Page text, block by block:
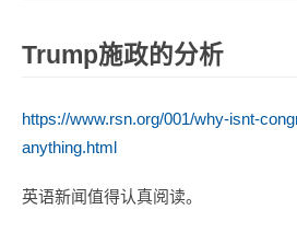
Trump施政的分析
https://www.rsn.org/001/why-isnt-
anything.html
英语新闻值得认真阅读。